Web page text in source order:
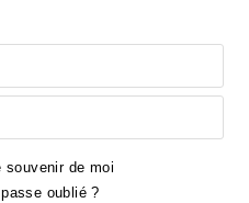
souvenir de moi
oublié ?